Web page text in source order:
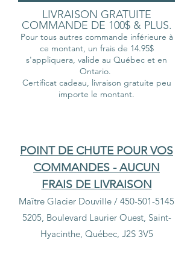
LIVRAISON GRATUITE
COMMANDE DE 100$ & PLUS.
Pour tous autres commande inférieure à
ce montant, un frais de 14.95$
s'appliquera, valide au Québec et en
Ontario.
Certificat cadeau, livraison gratuite peu
importe le montant.
POINT DE CHUTE POUR VOS
COMMANDES - AUCUN
FRAIS DE LIVRAISON
Maître Glacier Douville / 450-501-5145
5205, Boulevard Laurier Ouest, Saint-
Hyacinthe, Québec, J2S 3V5